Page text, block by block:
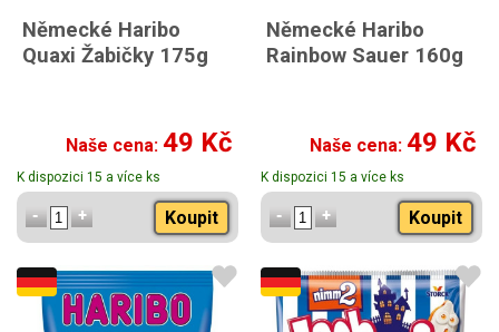
Německé Haribo
Quaxi Žabičky 175g
Naše cena: 49 Kč
K dispozici 15 a více ks
Koupit
Německé Haribo
Rainbow Sauer 160g
Naše cena: 49 Kč
K dispozici 15 a více ks
Koupit